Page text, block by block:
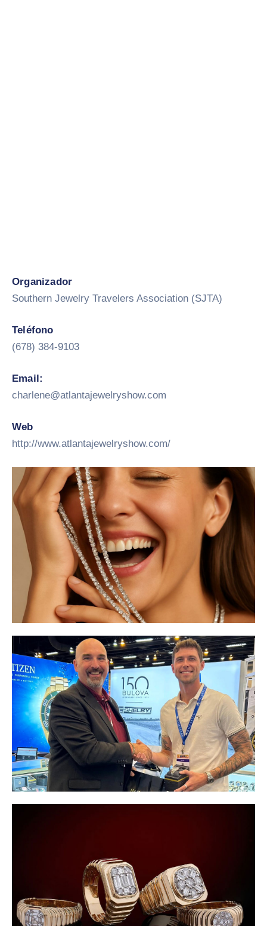
Organizador
Southern Jewelry Travelers Association (SJTA)
Teléfono
(678) 384-9103
Email:
charlene@atlantajewelryshow.com
Web
http://www.atlantajewelryshow.com/